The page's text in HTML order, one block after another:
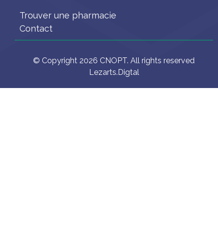
Trouver une pharmacie
Contact
© Copyright 2026 CNOPT. All rights reserved
Lezarts.Digtal